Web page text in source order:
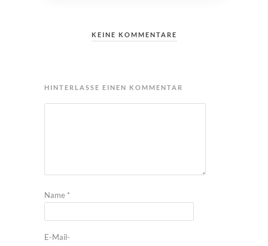
KEINE KOMMENTARE
HINTERLASSE EINEN KOMMENTAR
Name *
E-Mail-